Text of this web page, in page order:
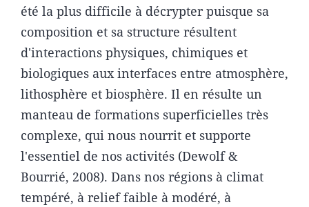
été la plus difficile à décrypter puisque sa
composition et sa structure résultent
d'interactions physiques, chimiques et
biologiques aux interfaces entre atmosphère,
lithosphère et biosphère. Il en résulte un
manteau de formations superficielles très
complexe, qui nous nourrit et supporte
l'essentiel de nos activités (Dewolf &
Bourrié, 2008). Dans nos régions à climat
tempéré, à relief faible à modéré, à